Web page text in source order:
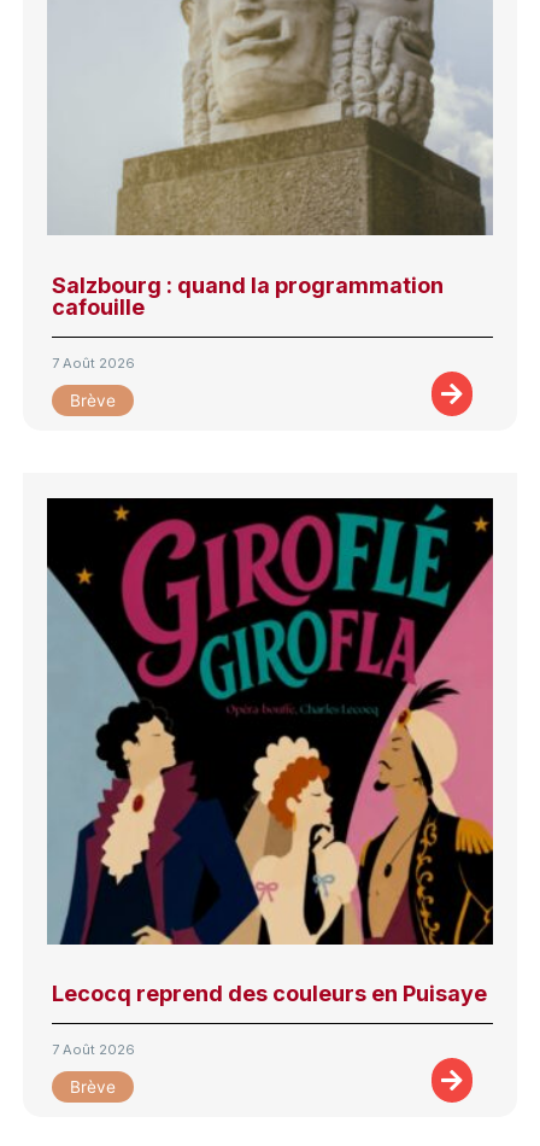
Salzbourg : quand la programmation
cafouille
7 Août 2026
Brève
Lecocq reprend des couleurs en Puisaye
7 Août 2026
Brève